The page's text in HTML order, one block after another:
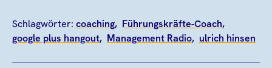
Schlagwörter: coaching
Führungskräfte-Coach
google plus hangout
Management Radio ulrich hinsen